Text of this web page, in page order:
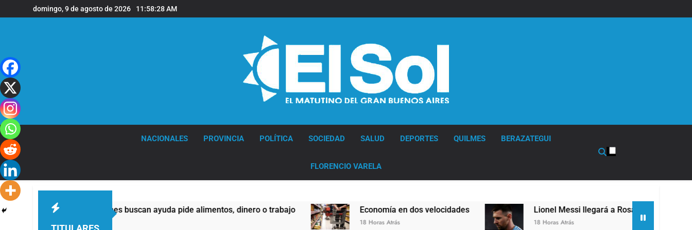
al
domingo, 9 de agosto de 2026 11:58:29 AM
NACIONALES PROVINCIA POLÍTICA SOCIEDAD SALUD DEPORTES QUILMES BERAZATEGUI
FLORENCIO VARELA
la mitad de quienes buscan ayuda pide alimentos, dinero o trabajo Economía en dos velocidades
18 Horas Atrás
Lionel Messi llegará a Rosario para despedir a su
18 Horas Atrás